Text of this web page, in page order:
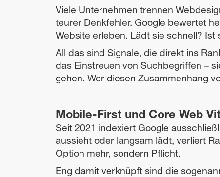
Viele Unternehmen trennen
teurer Denkfehler. Google bewertet
Website erleben. Lädt sie schnell?
All das sind Signale, die direkt ins
das Einstreuen von Suchbegriffen –
gehen. Wer diesen Zusammenhang
Mobile-First und Core Web
Seit 2021 indexiert Google
aussieht oder langsam lädt, verliert
Option mehr, sondern Pflicht.
Eng damit verknüpft sind die